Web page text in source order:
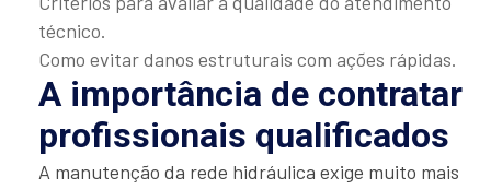
técnico.
Como evitar danos estruturais com ações rápidas.
A importância de contratar
profissionais qualificados
A manutenção da rede hidráulica exige muito mais